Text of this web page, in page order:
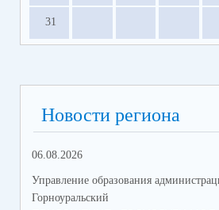
31
Новости региона
06.08.2026
Управление образования
Горноуральский